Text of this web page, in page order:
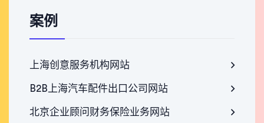
案例
上海创意服务机构网站
B2B上海汽车配件出口公司网站
北京企业顾问财务保险业务网站